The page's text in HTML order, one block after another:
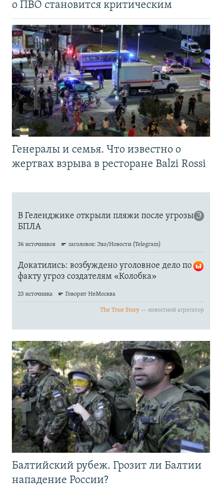
о ПВО становится критическим
Генералы и семья. Что известно о
жертвах взрыва в ресторане Balzi Rossi
Балтийский рубеж. Грозит ли Балтии
нападение России?